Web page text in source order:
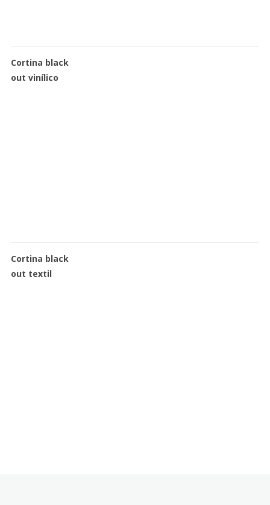
Cortina black
out vinílico
Cortina black
out textil